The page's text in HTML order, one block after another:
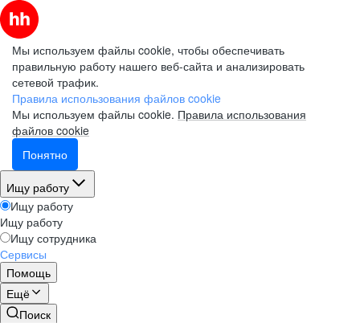
Мы используем файлы cookie, чтобы обеспечивать
правильную работу нашего веб-сайта и анализировать
сетевой трафик.
Правила использования файлов cookie
Мы используем файлы cookie. Правила использования
файлов cookie
Понятно
Ищу работу
Ищу работу
Ищу работу
Ищу сотрудника
Сервисы
Помощь
Ещё
Поиск